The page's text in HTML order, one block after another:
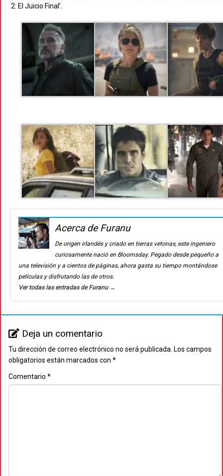
2: El Juicio Final’.
Acerca de Furanu
De origen irlandés y criado en tierras vetonas, este ingeniero
curiosamente nació en Bloomsday. Pegado desde pequeño a
una televisión y a cientos de páginas, ahora gasta su tiempo montándose
películas y disfrutando las de otros.
Ver todas las entradas de Furanu →
Deja un comentario
Tu dirección de correo electrónico no será publicada. Los campos
obligatorios están marcados con *
Comentario *